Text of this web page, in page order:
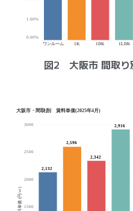
図2 大阪市 間取り